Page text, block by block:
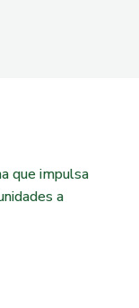
que impulsa
a